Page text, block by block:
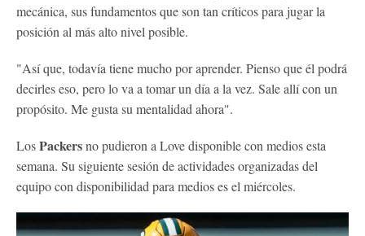
mecánica, sus fundamentos que son tan críticos para jugar la
posición al más alto nivel posible.
"Así que, todavía tiene mucho por aprender. Pienso que él podrá
decirles eso, pero lo va a tomar un día a la vez. Sale allí con un
propósito. Me gusta su mentalidad ahora".
LosPackersno pudieron a Love disponible con medios esta
semana. Su siguiente sesión de actividades organizadas del
equipo con disponibilidad para medios es el miércoles.